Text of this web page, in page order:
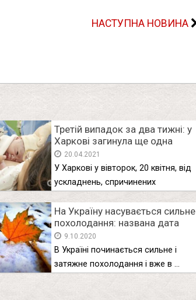
НАСТУПНА НОВИНА
Третій випадок за два тижні: у
Харкові загинула ще одна
породілля з COVID-19
20.04.2021
У Харкові у вівторок, 20 квітня, від
ускладнень, спричинених
На Україну насувається сильне
похолодання: названа дата
першого снігу
9.10.2020
В Україні починається сильне і
затяжне похолодання і вже в …